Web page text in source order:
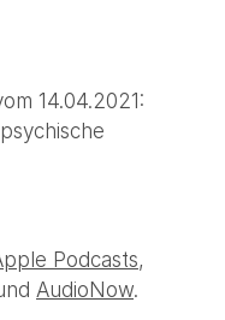
14.04.2021:
Podcasts,
AudioNow.